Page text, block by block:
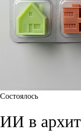
Состоялось
ИИ в